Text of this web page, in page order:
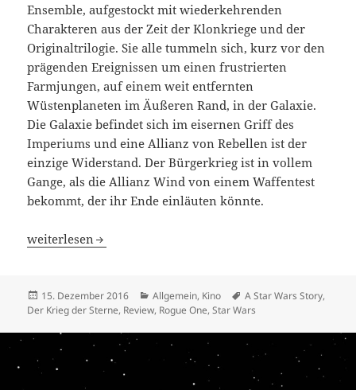
Ensemble, aufgestockt mit wiederkehrenden
Charakteren aus der Zeit der Klonkriege und der
Originaltrilogie. Sie alle tummeln sich, kurz vor den
prägenden Ereignissen um einen frustrierten
Farmjungen, auf einem weit entfernten
Wüstenplaneten im Äußeren Rand, in der Galaxie.
Die Galaxie befindet sich im eisernen Griff des
Imperiums und eine Allianz von Rebellen ist der
einzige Widerstand. Der Bürgerkrieg ist in vollem
Gange, als die Allianz Wind von einem Waffentest
bekommt, der ihr Ende einläuten könnte.
Rogue One – A Star Wars Story
weiterlesen
Veröffentlicht
am
15. Dezember 2016 Kategorien
Allgemein, Kino Schlagwörter
A Star Wars Story,
Der Krieg der Sterne, Review, Rogue One,Star Wars